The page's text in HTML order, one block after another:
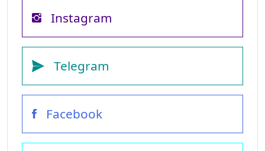
Instagram
Telegram
Facebook